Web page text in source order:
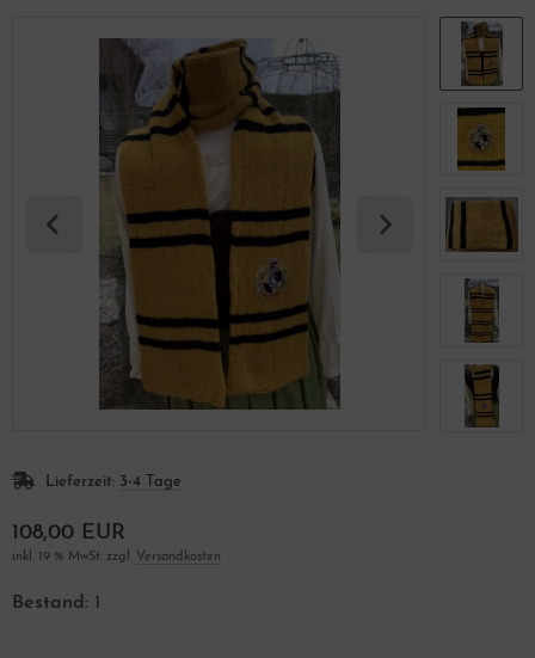
Lieferzeit: 3-4 Tage
108,00 EUR
inkl. 19 % MwSt. zzgl. Versandkosten
Bestand: 1